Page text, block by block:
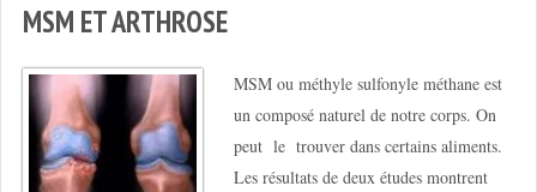
MSM ET ARTHROSE
MSM ou méthyle sulfonyle méthane est
un composé naturel de notre corps. On
peut le trouver dans certains aliments.
Les résultats de deux études montrent